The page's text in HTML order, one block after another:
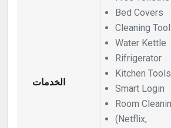
الخدمات
Bed Covers
Cleaning
Water Kettle
Rifrigerator
Kitchen Tools
Smart Login
Room
(Netflix,